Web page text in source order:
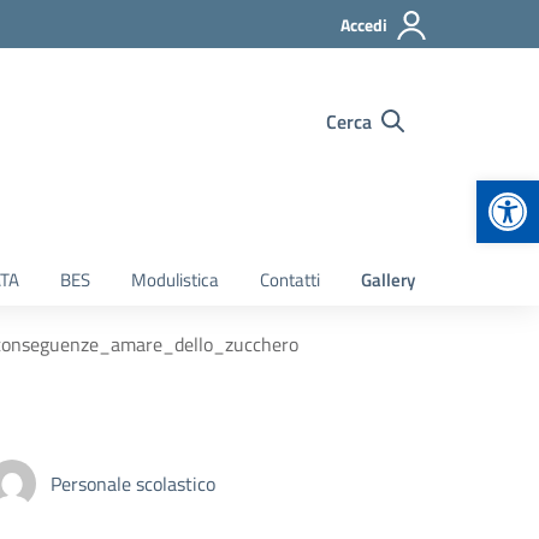
Accedi
Cerca
BES Modulistica Contatti Gallery
Personale scolastico